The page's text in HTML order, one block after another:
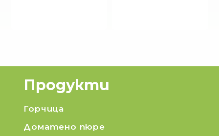
Продукти
Горчица
Доматено пюре